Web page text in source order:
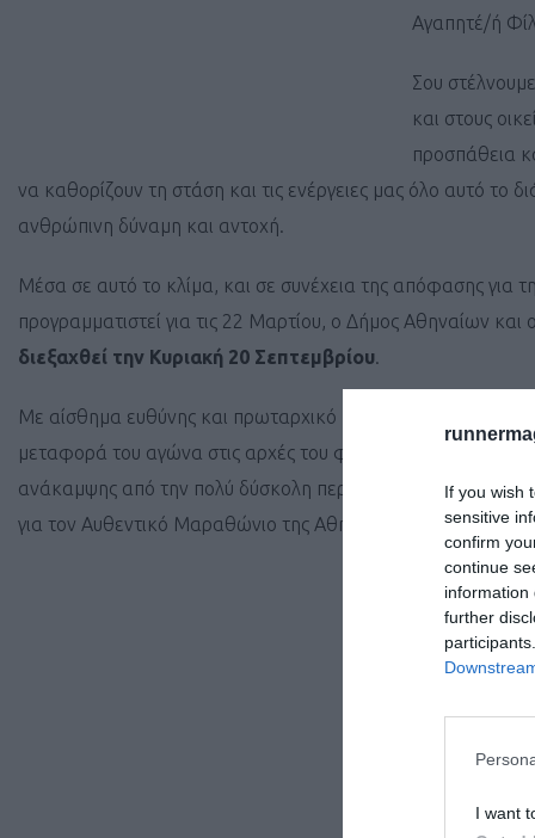
If you wish
sensitive
confirm
continue
information
further
I want
Αγαπητέ/ή
Σου
και στους
προσπάθεια
να καθορίζουν τη στάση και τις ενέργειες μας όλο αυτό το
ανθρώπινη δύναμη και αντοχή.
Μέσα σε αυτό το κλίμα, και σε συνέχεια της απόφασης για
προγραμματιστεί για τις 22 Μαρτίου, ο Δήμος Αθηναίων και
διεξαχθεί την Κυριακή 20 Σεπτεμβρίου.
Με αίσθημα ευθύνης και πρωταρχικό μέλημα την
μεταφορά του αγώνα στις αρχές του φθινοπώρου, με την
ανάκαμψης από την πολύ δύσκολη περίοδο που διανύουμε
για τον Αυθεντικό Μαραθώνιο της Αθήνας.